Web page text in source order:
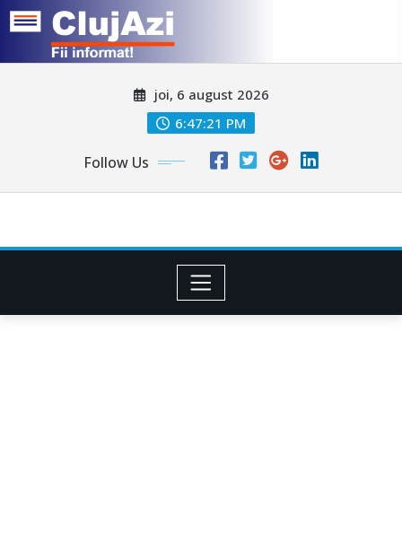
joi, 6 august 2026
6:47:24 PM
Follow Us